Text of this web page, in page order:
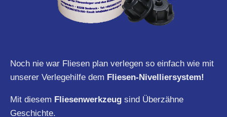
Noch nie war Fliesen plan verlegen so einfach wie mit
unserer Verlegehilfe dem Fliesen-Nivelliersystem!
Mit diesem Fliesenwerkzeug sind Überzähne
Geschichte.